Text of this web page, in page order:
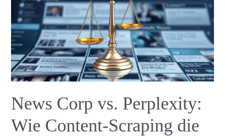
ein:
Perplexity
Shopping-
Dienst
News Corp vs. Perplexity:
Wie Content-Scraping die